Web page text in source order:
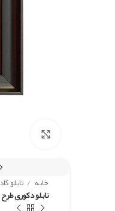
خانه تابلو
تابلو دکوری